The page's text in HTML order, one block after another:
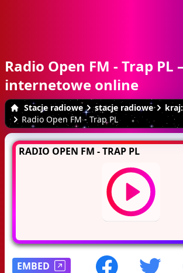
Radio Open FM - Trap PL
internetowe online
Stacje radiowe stacje radiowe
Radio Open FM - Trap PL
RADIO OPEN FM - TRAP PL
EMBED